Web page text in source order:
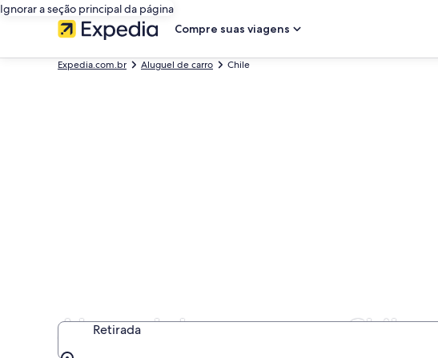
Ignorar a seção principal da página
Compre suas viagens
Expedia.com.br Aluguel de carro Chile
Aluguel de carros em Chile
Retirada